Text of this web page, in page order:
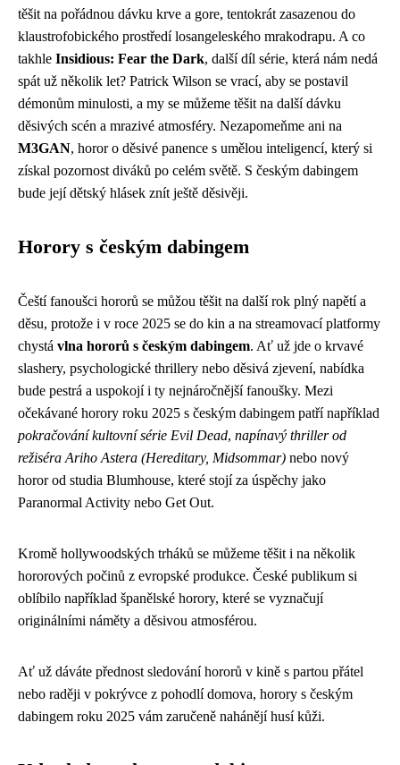
těšit na pořádnou dávku krve a gore, tentokrát zasazenou do
klaustrofobického prostředí losangeleského mrakodrapu. A co
takhle Insidious: Fear the Dark, další díl série, která nám nedá
spát už několik let? Patrick Wilson se vrací, aby se postavil
démonům minulosti, a my se můžeme těšit na další dávku
děsivých scén a mrazivé atmosféry. Nezapomeňme ani na
M3GAN, horor o děsivé panence s umělou inteligencí, který si
získal pozornost diváků po celém světě. S českým dabingem
bude její dětský hlásek znít ještě děsivěji.
Horory s českým dabingem
Čeští fanoušci hororů se můžou těšit na další rok plný napětí a
děsu, protože i v roce 2025 se do kin a na streamovací platformy
chystá vlna hororů s českým dabingem. Ať už jde o krvavé
slashery, psychologické thrillery nebo děsivá zjevení, nabídka
bude pestrá a uspokojí i ty nejnáročnější fanoušky. Mezi
očekávané horory roku 2025 s českým dabingem patří například
pokračování kultovní série Evil Dead, napínavý thriller od
režiséra Ariho Astera (Hereditary, Midsommar) nebo nový
horor od studia Blumhouse, které stojí za úspěchy jako
Paranormal Activity nebo Get Out.
Kromě hollywoodských trháků se můžeme těšit i na několik
hororových počinů z evropské produkce. České publikum si
oblíbilo například španělské horory, které se vyznačují
originálními náměty a děsivou atmosférou.
Ať už dáváte přednost sledování hororů v kině s partou přátel
nebo raději v pokrývce z pohodlí domova, horory s českým
dabingem roku 2025 vám zaručeně nahánějí husí kůži.